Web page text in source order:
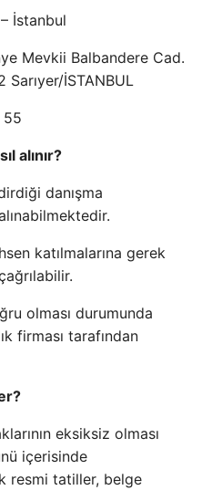
İstanbul
Mevkii Balbandere Cad.
İSTANBUL
55
alınır?
danışma
katılmalarına gerek
olması durumunda
firması tarafından
eksiksiz olması
içerisinde
resmi tatiller, belge